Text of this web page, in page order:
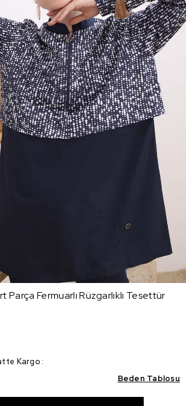
Fermuarlı Rüzgarlıklı Tesettür
Kargo :
Beden Tablosu